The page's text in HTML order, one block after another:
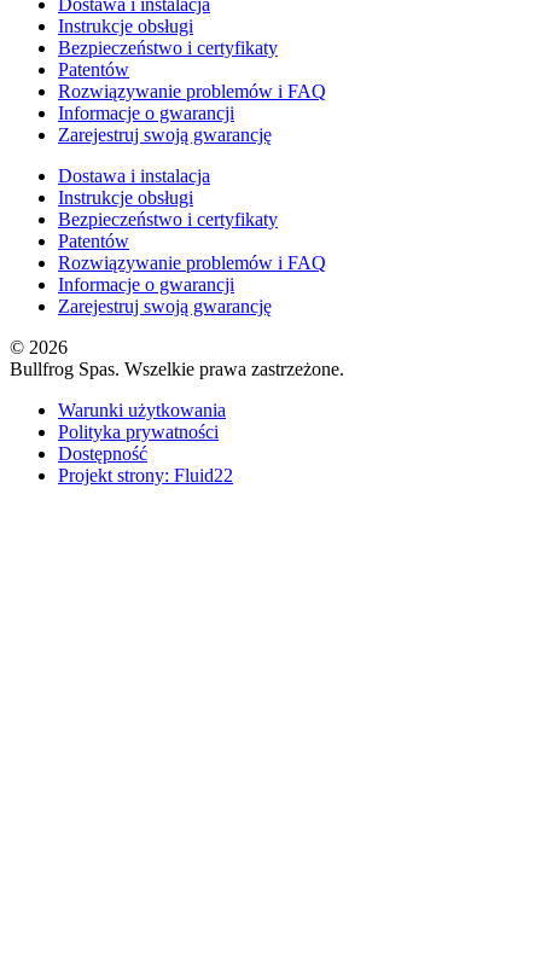
Dostawa i instalacja
Instrukcje obsługi
Bezpieczeństwo i certyfikaty
Patentów
Rozwiązywanie problemów i FAQ
Informacje o gwarancji
Zarejestruj swoją gwarancję
Dostawa i instalacja
Instrukcje obsługi
Bezpieczeństwo i certyfikaty
Patentów
Rozwiązywanie problemów i FAQ
Informacje o gwarancji
Zarejestruj swoją gwarancję
© 2026
Bullfrog Spas. Wszelkie prawa zastrzeżone.
Warunki użytkowania
Polityka prywatności
Dostępność
Projekt strony: Fluid22